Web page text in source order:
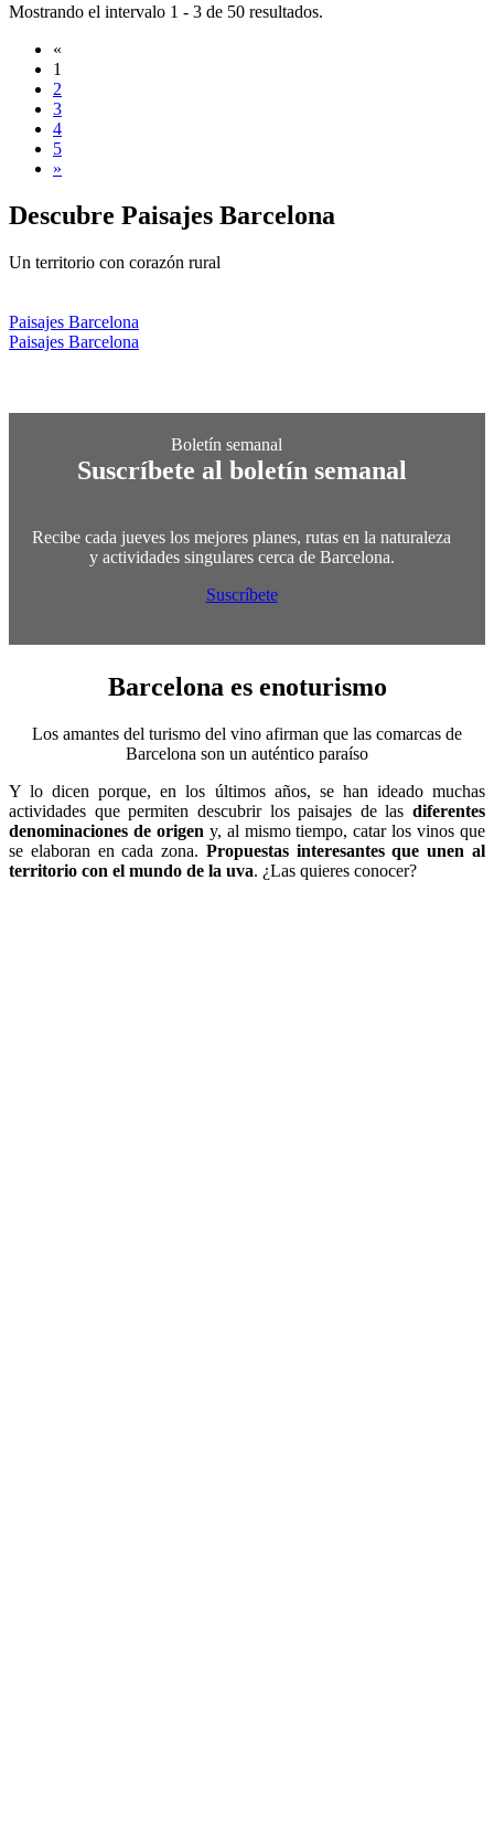
Mostrando el intervalo 1 - 3 de 50 resultados.
«
1
2
3
4
5
»
Descubre Paisajes Barcelona
Un territorio con corazón rural
Paisajes Barcelona
Paisajes Barcelona
Suscríbete al boletín semanal
Recibe cada jueves los mejores planes, rutas en la naturaleza
y actividades singulares cerca de Barcelona.
Suscríbete
Barcelona es enoturismo
Los amantes del turismo del vino afirman que las comarcas de
Barcelona son un auténtico paraíso
Y lo dicen porque, en los últimos años, se han ideado muchas
actividades que permiten descubrir los paisajes de las diferentes
denominaciones de origen y, al mismo tiempo, catar los vinos que
se elaboran en cada zona. Propuestas interesantes que unen al
territorio con el mundo de la uva. ¿Las quieres conocer?